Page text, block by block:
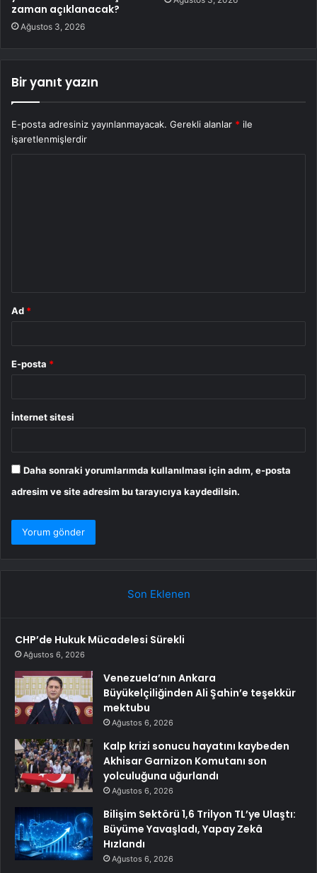
zaman açıklanacak?
Ağustos 3, 2026
Bir yanıt yazın
E-posta adresiniz yayınlanmayacak. Gerekli alanlar * ile
işaretlenmişlerdir
Ad *
E-posta *
İnternet sitesi
Daha sonraki yorumlarımda kullanılması için adım, e-posta
adresim ve site adresim bu tarayıcıya kaydedilsin.
Son Eklenen
CHP’de Hukuk Mücadelesi Sürekli
Ağustos 6, 2026
Venezuela’nın Ankara
Büyükelçiliğinden Ali Şahin’e teşekkür
mektubu
Ağustos 6, 2026
Kalp krizi sonucu hayatını kaybeden
Akhisar Garnizon Komutanı son
yolculuğuna uğurlandı
Ağustos 6, 2026
Bilişim Sektörü 1,6 Trilyon TL’ye Ulaştı:
Büyüme Yavaşladı, Yapay Zekâ
Hızlandı
Ağustos 6, 2026